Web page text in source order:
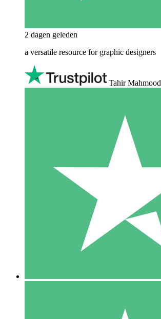
2 dagen geleden
a versatile resource for graphic designers
Tahir Mahmood